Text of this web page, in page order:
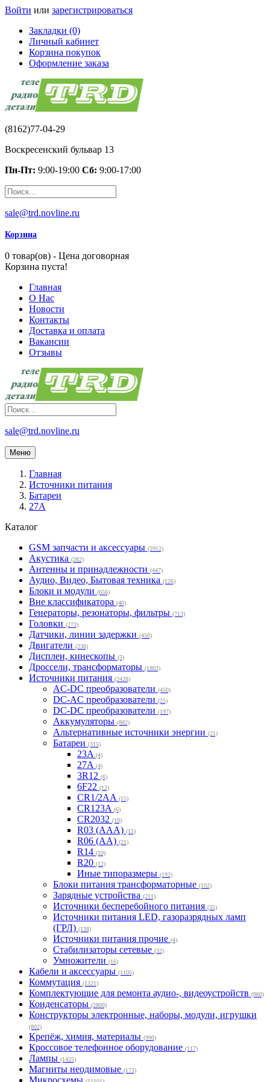
Войти или зарегистрироваться
Закладки (0)
Личный кабинет
Корзина покупок
Оформление заказа
(8162)77-04-29
Воскресенский бульвар 13
Пн-Пт: 9:00-19:00 Сб: 9:00-17:00
sale@trd.novline.ru
Корзина
0 товар(ов) - Цена договорная
Корзина пуста!
Главная
О Нас
Новости
Контакты
Доставка и оплата
Вакансии
Отзывы
sale@trd.novline.ru
Меню
Главная
Источники питания
Батареи
27A
Каталог
GSM запчасти и аксессуары (2912)
Акустика (282)
Антенны и принадлежности (447)
Аудио, Видео, Бытовая техника (126)
Блоки и модули (656)
Вне классификатора (40)
Генераторы, резонаторы, фильтры (713)
Головки (273)
Датчики, линии задержки (450)
Двигатели (238)
Дисплеи, кинескопы (5)
Дроссели, трансформаторы (1803)
Источники питания (2428)
AC-DC преобразователи (450)
DC-AC преобразователи (25)
DC-DC преобразователи (197)
Аккумуляторы (882)
Альтернативные источники энергии (21)
Батареи (315)
23A (4)
27A (4)
3R12 (6)
6F22 (12)
CR1/2AA (15)
CR123A (6)
CR2032 (18)
R03 (ААА) (15)
R06 (AA) (21)
R14 (10)
R20 (12)
Иные типоразмеры (192)
Блоки питания трансформаторные (102)
Зарядные устройства (211)
Источники бесперебойного питания (35)
Источники питания LED, газоразрядных ламп
(ГРЛ) (138)
Источники питания прочие (4)
Стабилизаторы сетевые (32)
Умножители (16)
Кабели и аксессуары (1105)
Коммутация (1321)
Комплектующие для ремонта аудио-, видеоустройств (960)
Конденсаторы (2800)
Конструкторы электронные, наборы, модули, игрушки
(802)
Крепёж, химия, материалы (990)
Кроссовое телефонное оборудование (117)
Лампы (1425)
Магниты неодимовые (173)